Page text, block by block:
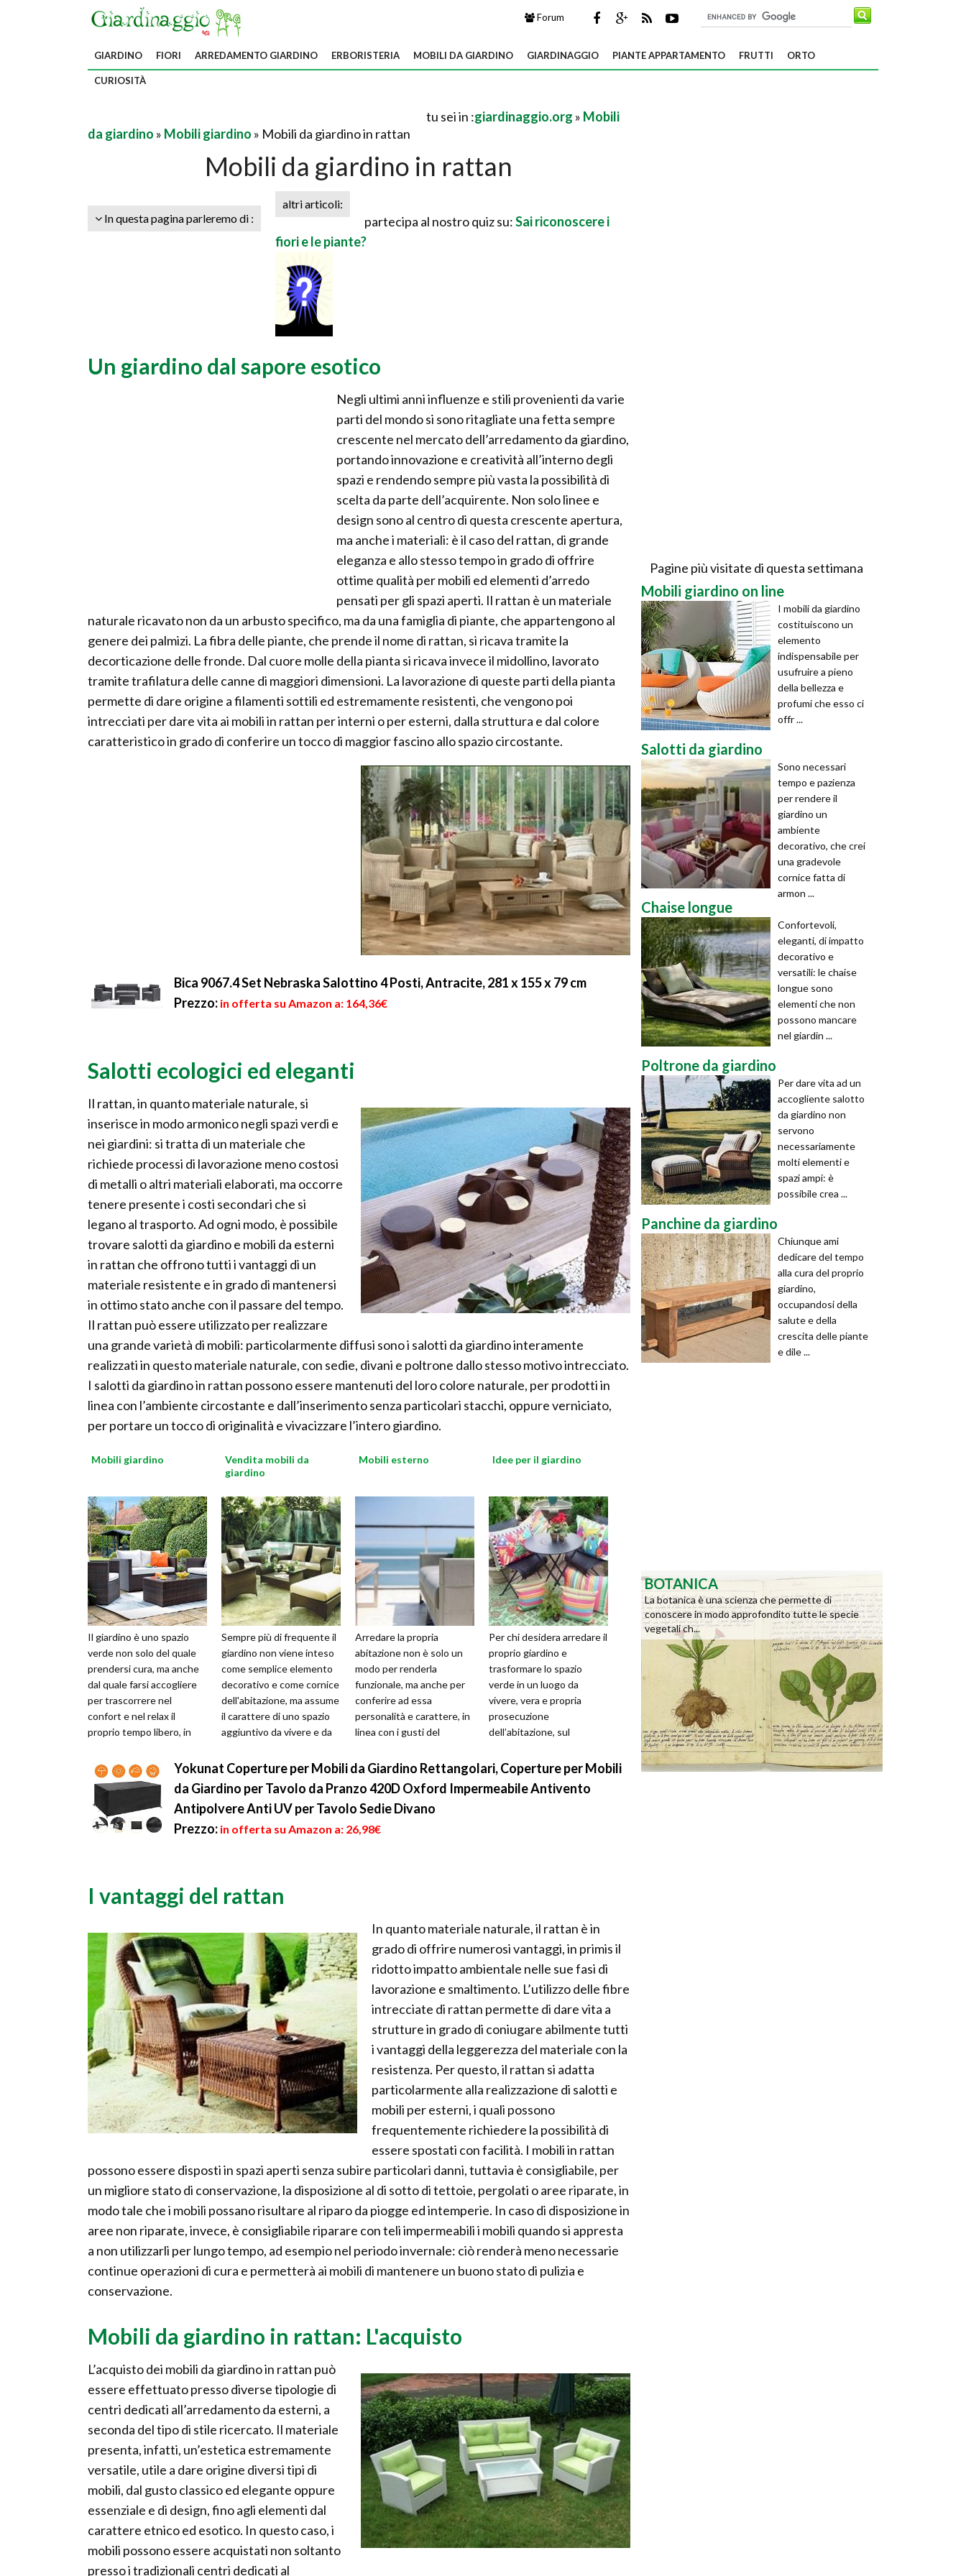
Forum
GIARDINO FIORI ARREDAMENTO GIARDINO ERBORISTERIA MOBILI DA GIARDINO GIARDINAGGIO PIANTE APPARTAMENTO FRUTTI ORTO
CURIOSITÀ
tu sei in :giardinaggio.org » Mobili
da giardino » Mobili giardino » Mobili da giardino in rattan
Mobili da giardino in rattan
In questa pagina parleremo di :
altri articoli:
partecipa al nostro quiz su:Sai riconoscere i
fiori e le piante?
Un giardino dal sapore esotico
Negli ultimi anni influenze e stili provenienti da varie
parti del mondo si sono ritagliate una fetta sempre
crescente nel mercato dell’arredamento da giardino,
portando innovazione e creatività all’interno degli
spazi e rendendo sempre più vasta la possibilità di
scelta da parte dell’acquirente. Non solo linee e
design sono al centro di questa crescente apertura,
ma anche i materiali: è il caso del rattan, di grande
eleganza e allo stesso tempo in grado di offrire
ottime qualità per mobili ed elementi d’arredo
pensati per gli spazi aperti. Il rattan è un materiale
naturale ricavato non da un arbusto specifico, ma da una famiglia di piante, che appartengono al
genere dei palmizi. La fibra delle piante, che prende il nome di rattan, si ricava tramite la
decorticazione delle fronde. Dal cuore molle della pianta si ricava invece il midollino, lavorato
tramite trafilatura delle canne di maggiori dimensioni. La lavorazione di queste parti della pianta
permette di dare origine a filamenti sottili ed estremamente resistenti, che vengono poi
intrecciati per dare vita ai mobili in rattan per interni o per esterni, dalla struttura e dal colore
caratteristico in grado di conferire un tocco di maggior fascino allo spazio circostante.
Bica 9067.4 Set Nebraska Salottino 4 Posti, Antracite, 281 x 155 x 79 cm
Prezzo: in offerta su Amazon a: 164,36€
Salotti ecologici ed eleganti
Il rattan, in quanto materiale naturale, si
inserisce in modo armonico negli spazi verdi e
nei giardini: si tratta di un materiale che
richiede processi di lavorazione meno costosi
di metalli o altri materiali elaborati, ma occorre
tenere presente i costi secondari che si
legano al trasporto. Ad ogni modo, è possibile
trovare salotti da giardino e mobili da esterni
in rattan che offrono tutti i vantaggi di un
materiale resistente e in grado di mantenersi
in ottimo stato anche con il passare del tempo.
Il rattan può essere utilizzato per realizzare
una grande varietà di mobili: particolarmente diffusi sono i salotti da giardino interamente
realizzati in questo materiale naturale, con sedie, divani e poltrone dallo stesso motivo intrecciato.
I salotti da giardino in rattan possono essere mantenuti del loro colore naturale, per prodotti in
linea con l’ambiente circostante e dall’inserimento senza particolari stacchi, oppure verniciato,
per portare un tocco di originalità e vivacizzare l’intero giardino.
Mobili giardino
Il giardino è uno spazio
verde non solo del quale
prendersi cura, ma anche
dal quale farsi accogliere
per trascorrere nel
confort e nel relax il
proprio tempo libero, in
e ri...
Vendita mobili da
giardino
Sempre più di frequente il
giardino non viene inteso
come semplice elemento
decorativo e come cornice
dell'abitazione, ma assume
il carattere di uno spazio
aggiuntivo da vivere e da
Mobili esterno
Arredare la propria
abitazione non è solo un
modo per renderla
funzionale, ma anche per
conferire ad essa
personalità e carattere, in
linea con i gusti del
renderà unica. Stessa f...
Idee per il giardino
Per chi desidera arredare il
proprio giardino e
trasformare lo spazio
verde in un luogo da
vivere, vera e propria
prosecuzione
dell’abitazione, sul
infiniti modelli di salotti...
Yokunat Coperture per Mobili da Giardino Rettangolari, Coperture per Mobili
da Giardino per Tavolo da Pranzo 420D Oxford Impermeabile Antivento
Antipolvere Anti UV per Tavolo Sedie Divano
Prezzo: in offerta su Amazon a: 26,98€
I vantaggi del rattan
In quanto materiale naturale, il rattan è in
grado di offrire numerosi vantaggi, in primis il
ridotto impatto ambientale nelle sue fasi di
lavorazione e smaltimento. L’utilizzo delle fibre
intrecciate di rattan permette di dare vita a
strutture in grado di coniugare abilmente tutti
i vantaggi della leggerezza del materiale con la
resistenza. Per questo, il rattan si adatta
particolarmente alla realizzazione di salotti e
mobili per esterni, i quali possono
frequentemente richiedere la possibilità di
essere spostati con facilità. I mobili in rattan
possono essere disposti in spazi aperti senza subire particolari danni, tuttavia è consigliabile, per
un migliore stato di conservazione, la disposizione al di sotto di tettoie, pergolati o aree riparate, in
modo tale che i mobili possano risultare al riparo da piogge ed intemperie. In caso di disposizione in
aree non riparate, invece, è consigliabile riparare con teli impermeabili i mobili quando si appresta
a non utilizzarli per lungo tempo, ad esempio nel periodo invernale: ciò renderà meno necessarie
continue operazioni di cura e permetterà ai mobili di mantenere un buono stato di pulizia e
conservazione.
Mobili da giardino in rattan: L'acquisto
L’acquisto dei mobili da giardino in rattan può
essere effettuato presso diverse tipologie di
centri dedicati all’arredamento da esterni, a
seconda del tipo di stile ricercato. Il materiale
presenta, infatti, un’estetica estremamente
versatile, utile a dare origine diversi tipi di
mobili, dal gusto classico ed elegante oppure
essenziale e di design, fino agli elementi dal
carattere etnico ed esotico. In questo caso, i
mobili possono essere acquistati non soltanto
presso i tradizionali centri dedicati al
Pagine più visitate di questa settimana
Mobili giardino on line
I mobili da giardino
costituiscono un
elemento
indispensabile per
usufruire a pieno
della bellezza e
profumi che esso ci
offr ...
Salotti da giardino
Sono necessari
tempo e pazienza
per rendere il
giardino un
ambiente
decorativo, che crei
una gradevole
cornice fatta di
armon ...
Chaise longue
Confortevoli,
eleganti, di impatto
decorativo e
versatili: le chaise
longue sono
elementi che non
possono mancare
nel giardin ...
Poltrone da giardino
Per dare vita ad un
accogliente salotto
da giardino non
servono
necessariamente
molti elementi e
spazi ampi: è
possibile crea ...
Panchine da giardino
Chiunque ami
dedicare del tempo
alla cura del proprio
giardino,
occupandosi della
salute e della
crescita delle piante
e dile ...
BOTANICA
La botanica è una scienza che permette di
conoscere in modo approfondito tutte le specie
vegetali ch...